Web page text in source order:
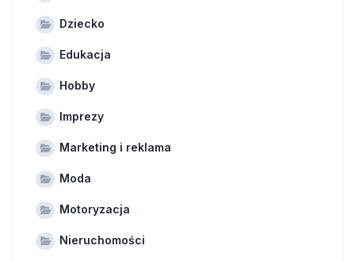
Dziecko
Edukacja
Hobby
Imprezy
Marketing i reklama
Moda
Motoryzacja
Nieruchomości